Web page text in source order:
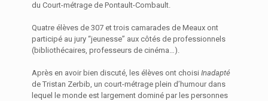
du Court-métrage de Pontault-Combault.
Quatre élèves de 307 et trois camarades de Meaux ont
participé au jury “jeunesse” aux côtés de professionnels
(bibliothécaires, professeurs de cinéma…).
Après en avoir bien discuté, les élèves ont choisi Inadapté
de Tristan Zerbib, un court-métrage plein d’humour dans
lequel le monde est largement dominé par les personnes